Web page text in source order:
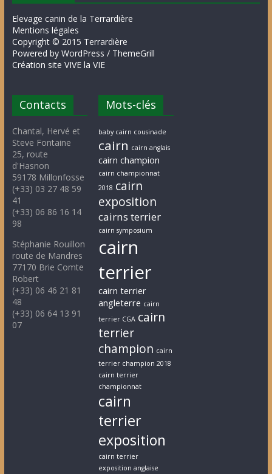
Elevage canin de la Terrardière
Mentions légales
Copyright © 2015 Terrardière
Powered by WordPress / ThemeGrill
Création site VIVE la VIE
Contacts
Chantal, Hervé et
Steve Fontaine
25, route
d'Hasnon
59178 Millonfosse
(+33) 03 27 48 59
41
(+33) 06 86 16 14
98
Stéphanie Rouillon
route de Mandres
77170 Brie Comte
Robert
(+33) 06 46 21 81
48
(+33) 06 64 13 91
07
Mots-clés
baby cairn cousinade
cairn cairn anglais
cairn champion
cairn championnat
2018 cairn
exposition
cairns terrier
cairn symposium
cairn
terrier
cairn terrier
angleterre cairn
terrier CGA cairn
terrier
champion cairn
terrier champion 2018
cairn terrier
championnat
cairn
terrier
exposition
cairn terrier
exposition anglaise